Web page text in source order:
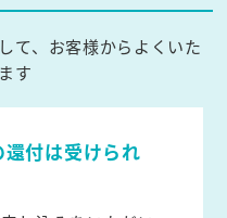
て、お客様からよくいた
す
付は受けられ